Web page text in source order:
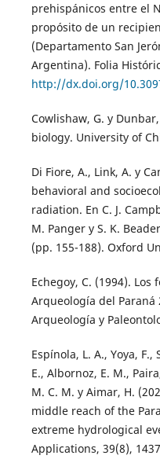
prehispánicos entre el
propósito de un
(Departamento San
Argentina). Folia
http://dx.doi.org/
Cowlishaw, G. y
biology. University of
Di Fiore, A., Link, A. y
behavioral and
radiation. En C. J.
M. Panger y S. K.
(pp. 155-188). Oxford
Echegoy, C. (1994).
Arqueología del
Arqueología y
Espínola, L. A., Yoya,
E., Albornoz, E. M.,
M. C. M. y Aimar, H.
middle reach of the
extreme hydrological
Applications, 39(8),